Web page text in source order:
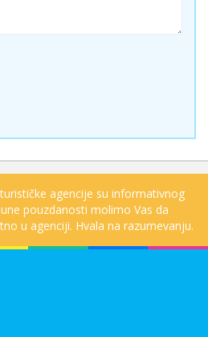
agencije su informativnog
pouzdanosti molimo Vas da
u agenciji. Hvala na razumevanju.